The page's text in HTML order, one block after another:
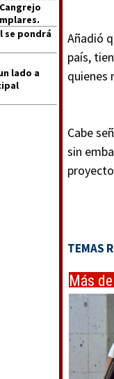
se pondrá
lado a
Añadió
país,
quienes
Cabe
sin
TEMAS
Más